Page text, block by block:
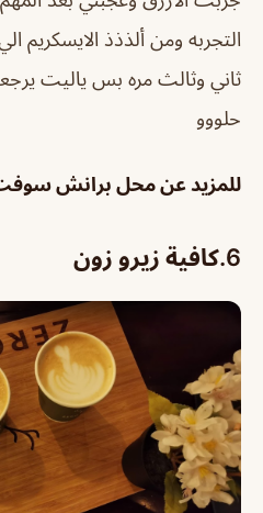
التجربه ومن ألذذذ الايسكريم
ثاني وثالث مره بس ياليت
حلووو
للمزيد عن محل برانش
6. كافية زيرو زون